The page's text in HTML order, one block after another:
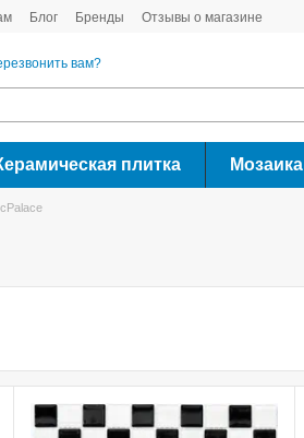
Блог Бренды Отзывы о магазине
вам?
плитка Мозаика